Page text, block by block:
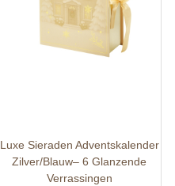
Luxe Sieraden Adventskalender
Zilver/Blauw– 6 Glanzende
Verrassingen